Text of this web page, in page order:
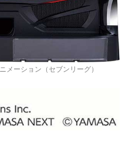
メーション（セブンリーグ）